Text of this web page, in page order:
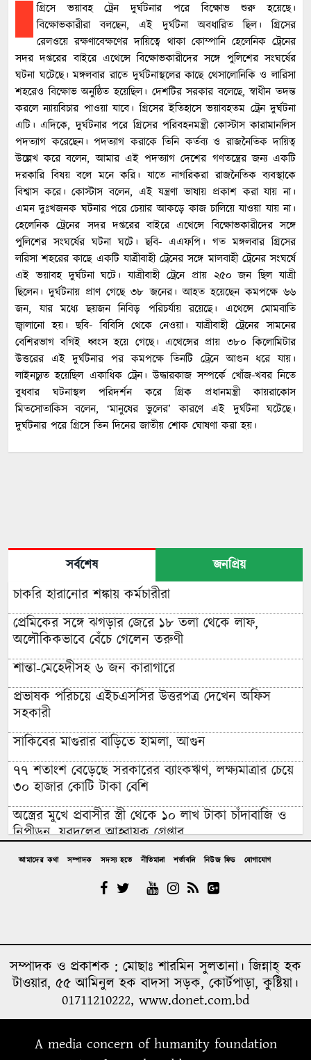
গ্রিসে ভয়াবহ ট্রেন দুর্ঘটনার পরে বিক্ষোভ শুরু হয়েছে।
বিক্ষোভকারীরা বলছেন, এই দুর্ঘটনা অবধারিত ছিল। গ্রিসের
রেলওয়ে রক্ষণাবেক্ষণের দায়িত্বে থাকা কোম্পানি হেলেনিক ট্রেনের
সদর দপ্তরের বাইরে এথেন্সে বিক্ষোভকারীদের সঙ্গে পুলিশের সংঘর্ষের
ঘটনা ঘটেছে। মঙ্গলবার রাতে দুর্ঘটনাস্থলের কাছে থেসালোনিকি ও লারিসা
শহরেও বিক্ষোভ অনুষ্ঠিত হয়েছিল। দেশটির সরকার বলেছে, স্বাধীন তদন্ত
করলে ন্যায়বিচার পাওয়া যাবে। গ্রিসের ইতিহাসে ভয়াবহতম ট্রেন দুর্ঘটনা
এটি। এদিকে, দুর্ঘটনার পরে গ্রিসের পরিবহনমন্ত্রী কোস্টাস কারামানলিস
পদত্যাগ করেছেন। পদত্যাগ করাকে তিনি কর্তব্য ও রাজনৈতিক দায়িত্ব
উল্লেখ করে বলেন, আমার এই পদত্যাগ দেশের গণতন্ত্রের জন্য একটি
দরকারি বিষয় বলে মনে করি। যাতে নাগরিকরা রাজনৈতিক ব্যবস্থাকে
বিশ্বাস করে। কোস্টাস বলেন, এই যন্ত্রণা ভাষায় প্রকাশ করা যায় না।
এমন দুঃখজনক ঘটনার পরে চেয়ার আকড়ে কাজ চালিয়ে যাওয়া যায় না।
হেলেনিক ট্রেনের সদর দপ্তরের বাইরে এথেন্সে বিক্ষোভকারীদের সঙ্গে
পুলিশের সংঘর্ষের ঘটনা ঘটে। ছবি- এএফপি। গত মঙ্গলবার গ্রিসের
লরিসা শহরের কাছে একটি যাত্রীবাহী ট্রেনের সঙ্গে মালবাহী ট্রেনের সংঘর্ষে
এই ভয়াবহ দুর্ঘটনা ঘটে। যাত্রীবাহী ট্রেনে প্রায় ২৫০ জন ছিল যাত্রী
ছিলেন। দুর্ঘটনায় প্রাণ গেছে ৩৮ জনের। আহত হয়েছেন কমপক্ষে ৬৬
জন, যার মধ্যে ছয়জন নিবিড় পরিচর্যায় রয়েছে। এথেন্সে মোমবাতি
জ্বালানো হয়। ছবি- বিবিসি থেকে নেওয়া। যাত্রীবাহী ট্রেনের সামনের
বেশিরভাগ বগিই ধ্বংস হয়ে গেছে। এথেন্সের প্রায় ৩৮০ কিলোমিটার
উত্তরের এই দুর্ঘটনার পর কমপক্ষে তিনটি ট্রেনে আগুন ধরে যায়।
লাইনচ্যুত হয়েছিল একাধিক ট্রেন। উদ্ধারকাজ সম্পর্কে খোঁজ-খবর নিতে
বুধবার ঘটনাস্থল পরিদর্শন করে গ্রিক প্রধানমন্ত্রী কায়রাকোস
মিতসোতাকিস বলেন, ‘মানুষের ভুলের’ কারণে এই দুর্ঘটনা ঘটেছে।
দুর্ঘটনার পরে গ্রিসে তিন দিনের জাতীয় শোক ঘোষণা করা হয়।
সর্বশেষ জনপ্রিয়
চাকরি হারানোর শঙ্কায় কর্মচারীরা
প্রেমিকের সঙ্গে ঝগড়ার জেরে ১৮ তলা থেকে লাফ,
অলৌকিকভাবে বেঁচে গেলেন তরুণী
শান্তা-মেহেদীসহ ৬ জন কারাগারে
প্রভাষক পরিচয়ে এইচএসসির উত্তরপত্র দেখেন অফিস
সহকারী
সাকিবের মাগুরার বাড়িতে হামলা, আগুন
৭৭ শতাংশ বেড়েছে সরকারের ব্যাংকঋণ, লক্ষ্যমাত্রার চেয়ে
৩০ হাজার কোটি টাকা বেশি
অস্ত্রের মুখে প্রবাসীর স্ত্রী থেকে ১০ লাখ টাকা চাঁদাবাজি ও
নিপীড়ন, যুবদলের আহ্বায়ক গ্রেপ্তার
চাঁদপুরের মাদকসেবী ভাতিজাকে তুলে আনতে গিয়ে চাচাকে
পিটিয়ে হত্যা”সড়ক অবরোধ
আত্রাইয়ে নানা আয়োজনে গণঅভ্যুত্থান দিবস পালন
উপজেলা প্রশাসনে জুলাই শহিদ পরিবারের সংবর্ধনা; কবরে
ফুল দিয়ে শ্রদ্ধা বিএনপির
শান্তা ফারজানাসহ ৬ জন গ্রেপ্তার
মারা গেছেন ‘গজনি’ খ্যাত অভিনেতা প্রদীপ রাওয়াত
আমাদের কথা সম্পাদক সদস্য হতে নীতিমালা শর্তাবলি নিউজ ফিড যোগাযোগ
সম্পাদক ও প্রকাশক : মোছাঃ শারমিন সুলতানা। জিন্নাহ্ হক
টাওয়ার, ৫৫ আমিনুল হক বাদসা সড়ক, কোর্টপাড়া, কুষ্টিয়া।
01711210222, www.donet.com.bd
A media concern of humanity foundation